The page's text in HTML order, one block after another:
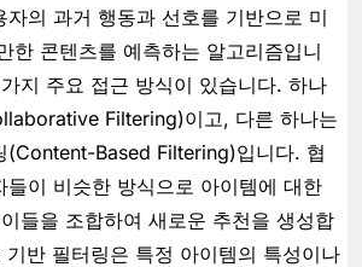
자의 과거 행동과 선호를 기반으로 미
한 콘텐츠를 예측하는 알고리즘입니
지 주요 접근 방식이 있습니다. 하나
Filtering)이고, 다른 하나는
(Content-Based Filtering)입니다. 협
들이 비슷한 방식으로 아이템에 대한
들을 조합하여 새로운 추천을 생성합
반 필터링은 특정 아이템의 특성이나